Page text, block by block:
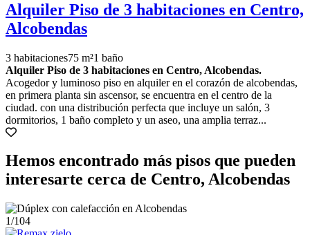
Alquiler Piso de 3 habitaciones en Centro,
Alcobendas
3 habitaciones75 m²1 baño
Alquiler Piso de 3 habitaciones en Centro, Alcobendas.
Acogedor y luminoso piso en alquiler en el corazón de alcobendas,
en primera planta sin ascensor, se encuentra en el centro de la
ciudad. con una distribución perfecta que incluye un salón, 3
dormitorios, 1 baño completo y un aseo, una amplia terraz...
Hemos encontrado más pisos que pueden
interesarte cerca de Centro, Alcobendas
1/104